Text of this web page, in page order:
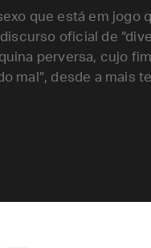
que está em jogo
oficial de
perversa, cujo
mal”, desde a mais